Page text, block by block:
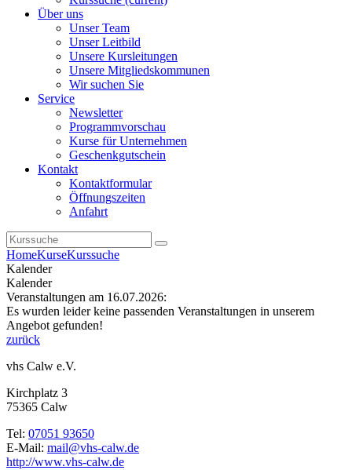
Über uns
Unser Team
Unser Leitbild
Unsere Kursleitungen
Unsere Mitgliedskommunen
Wir suchen Sie
Service
Newsletter
Programmvorschau
Kurse für Unternehmen
Geschenkgutschein
Kontakt
Kontaktformular
Öffnungszeiten
Anfahrt
HomeKurseKurssuche
Kalender
Kalender
Veranstaltungen am 16.07.2026:
Es wurden leider keine passenden Veranstaltungen in unserem
Angebot gefunden!
zurück
vhs Calw e.V.
Kirchplatz 3
75365 Calw
Tel: 07051 93650
E-Mail: mail@vhs-calw.de
http://www.vhs-calw.de